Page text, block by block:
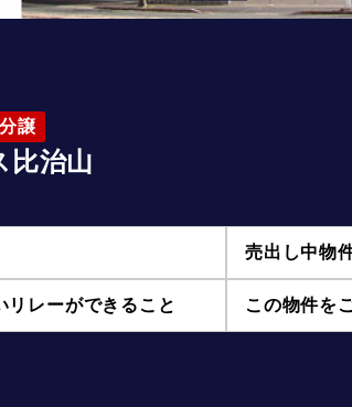
譲
比治山
売出し中物
リレーができること この物件を